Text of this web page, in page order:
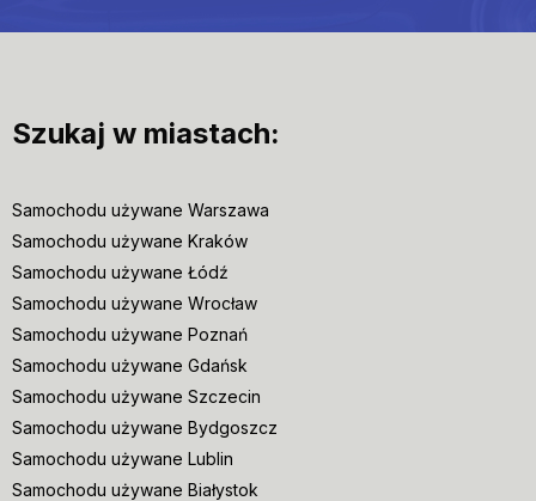
Szukaj w miastach:
Samochodu używane Warszawa
Samochodu używane Kraków
Samochodu używane Łódź
Samochodu używane Wrocław
Samochodu używane Poznań
Samochodu używane Gdańsk
Samochodu używane Szczecin
Samochodu używane Bydgoszcz
Samochodu używane Lublin
Samochodu używane Białystok